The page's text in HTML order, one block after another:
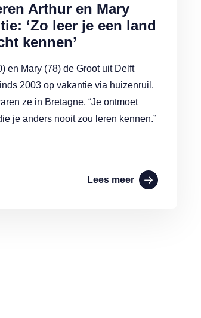
Arthur en Mary
‘Zo leer je een land
kennen’
en Mary (78) de Groot uit Delft
2003 op vakantie via huizenruil.
ze in Bretagne. “Je ontmoet
je anders nooit zou leren kennen.”
Lees meer